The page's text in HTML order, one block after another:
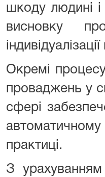
шкоду людині і
висновку
Окремі
проваджень у
сфері
практиці.
З